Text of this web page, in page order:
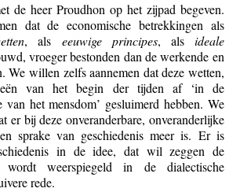
de heer Proudhon op het zijpad begeven.
dat de economische betrekkingen als
, als eeuwige principes, als ideale
vroeger bestonden dan de werkende en
We willen zelfs aannemen dat deze wetten,
van het begin der tijden af ‘in de
van het mensdom’ gesluimerd hebben. We
er bij deze onveranderbare, onveranderlijke
sprake van geschiedenis meer is. Er is
in de idee, dat wil zeggen de
wordt weerspiegeld in de dialectische
rede.